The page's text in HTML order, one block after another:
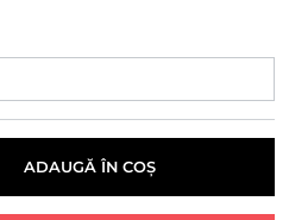
ADAUGĂ ÎN COȘ